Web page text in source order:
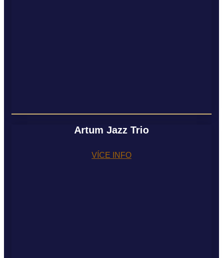
Artum Jazz Trio
VÍCE INFO